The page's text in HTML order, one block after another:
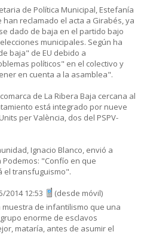
de Política Municipal, Estefanía
reclamado el acta a Girabés, ya
dado de baja en el partido bajo
municipales. Según ha
baja" de EU debido a
políticos" en el colectivo y
en cuenta a la asamblea".
de La Ribera Baja cercana al
está integrado por nueve
per València, dos del PSPV-
Ignacio Blanco, envió a
"Confío en que
el transfuguismo".
2014 12:53
(desde móvil)
de infantilismo que una
enorme de esclavos
mataría, antes de asumir el